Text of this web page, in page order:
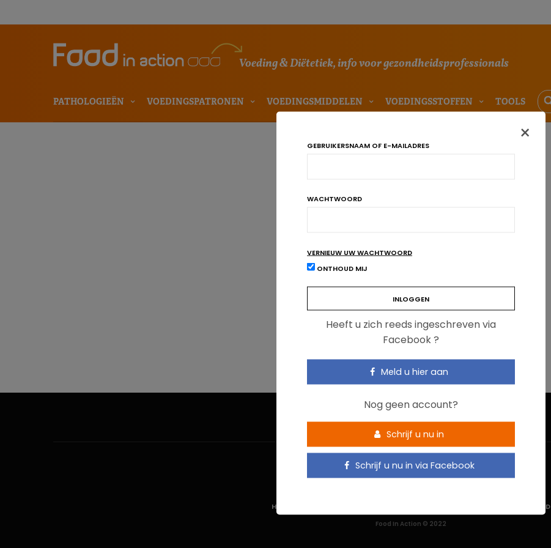
Voeding & Diëtetiek, info voor gezondheidsprofessionals
PATHOLOGIEËN VOEDINGSPATRONEN VOEDINGSMIDDELEN VOEDINGSSTOFFEN TOOLS
×
GEBRUIKERSNAAM OF E-MAILADRES
WACHTWOORD
VERNIEUW UW WACHTWOORD
ONTHOUD MIJ
Heeft u zich reeds ingeschreven via
Facebook ?
Meld u hier aan
Nog geen account?
Schrijf u nu in
Schrijf u nu in via Facebook
HOME PRIVACYBELEID
Food In Action © 2022